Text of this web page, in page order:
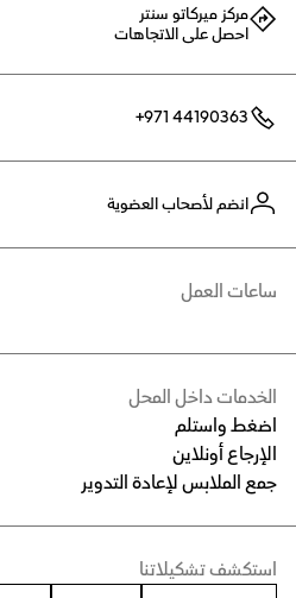
مركز ميركاتو سنتر
احصل على الاتجاهات
+971 44190363
انضم لأصحاب العضوية
الخدمات داخل المحل
اضغط واستلم
الإرجاع أونلاين
جمع الملابس لإعادة التدوير
ساعات العمل
استكشف تشكيلاتنا